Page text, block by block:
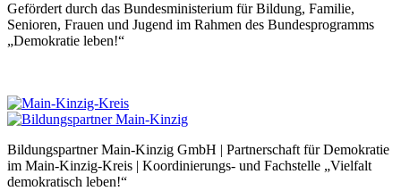
Gefördert durch das Bundesministerium für Bildung, Familie,
Senioren, Frauen und Jugend im Rahmen des Bundesprogramms
„Demokratie leben!“
Bildungspartner Main-Kinzig GmbH | Partnerschaft für Demokratie
im Main-Kinzig-Kreis | Koordinierungs- und Fachstelle „Vielfalt
demokratisch leben!“